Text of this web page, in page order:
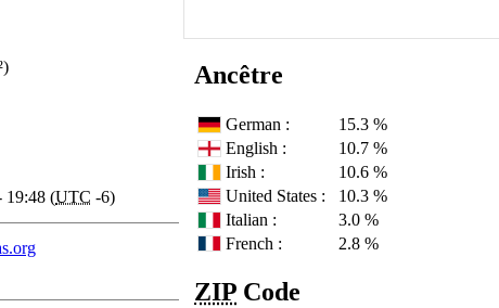
19:48 (UTC -6)
Ancêtre
German :
15.3 %
English :
10.7 %
Irish :
10.6 %
United States :
10.3 %
Italian :
3.0 %
French :
2.8 %
ZIP Code